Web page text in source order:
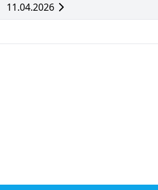
11.04.2026